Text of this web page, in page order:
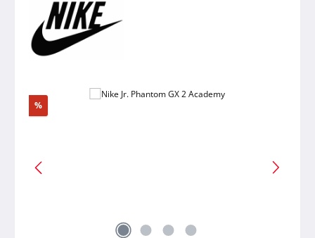
Bildergalerie überspringen
%Rabatt